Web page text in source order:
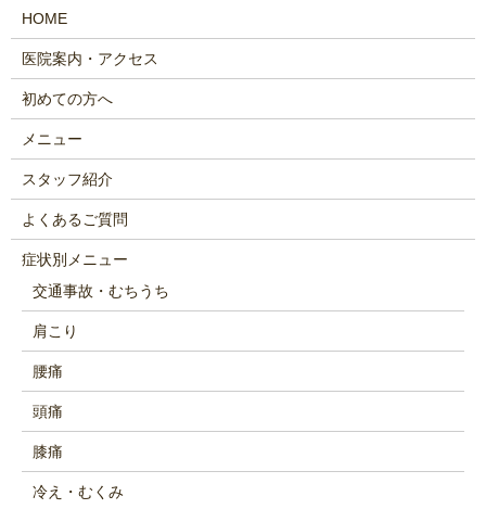
HOME
医院案内・アクセス
初めての方へ
メニュー
スタッフ紹介
よくあるご質問
症状別メニュー
交通事故・むちうち
肩こり
腰痛
頭痛
膝痛
冷え・むくみ